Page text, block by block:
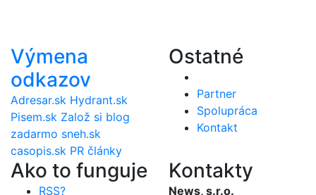
Výmena
odkazov
Adresar.sk Hydrant.sk
Pisem.sk Založ si blog
zadarmo sneh.sk
casopis.sk PR články
Ostatné
Partner
Spolupráca
Kontakt
Ako to funguje
RSS?
Kontakty
News, s.r.o.